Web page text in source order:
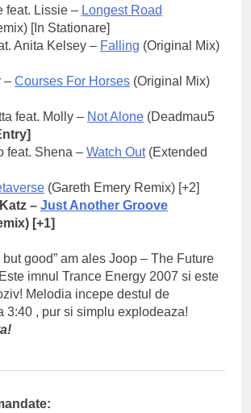
feat. Lissie – Longest Road
[In Stationare]
Anita Kelsey – Falling (Original Mix)
– Courses For Horses (Original Mix)
feat. Molly – Not Alone (Deadmau5
feat. Shena – Watch Out(Extended
(Gareth Emery Remix) [+2]
– Just Another Groove
[+1]
but good” am ales Joop – The Future
imnul Trance Energy 2007 si este
Melodia incepe destul de
3:40 , pur si simplu explodeaza!